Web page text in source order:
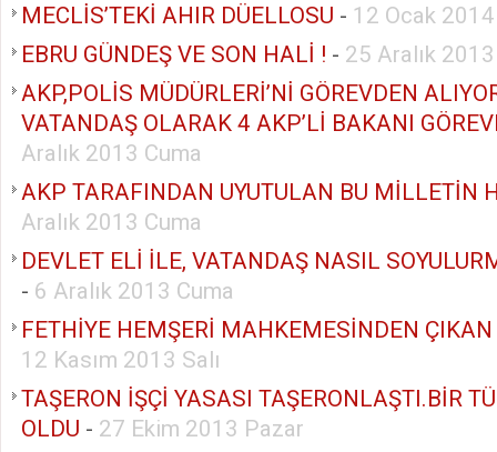
MECLİS’TEKİ AHIR DÜELLOSU - 12 Ocak
EBRU GÜNDEŞ VE SON HALİ ! - 25 Aralık
AKP,POLİS MÜDÜRLERİ’Nİ GÖREVDEN
VATANDAŞ OLARAK 4 AKP’Lİ BAKANI
Aralık 2013 Cuma
AKP TARAFINDAN UYUTULAN BU MİLLETİN
Aralık 2013 Cuma
DEVLET ELİ İLE, VATANDAŞ NASIL
- 6 Aralık 2013 Cuma
FETHİYE HEMŞERİ MAHKEMESİNDEN
12 Kasım 2013 Salı
TAŞERON İŞÇİ YASASI TAŞERONLAŞTI.BİR
OLDU - 27 Ekim 2013 Pazar